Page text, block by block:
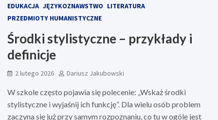
EDUKACJA JĘZYKOZNAWSTWO LITERATURA
PRZEDMIOTY HUMANISTYCZNE
Środki stylistyczne – przykłady i
definicje
2 lutego 2026 Dariusz Jakubowski
W szkole często pojawia się polecenie: „Wskaż środki
stylistyczne i wyjaśnij ich funkcję”. Dla wielu osób problem
zaczyna się już przy samym rozpoznaniu, co tu w ogóle jest